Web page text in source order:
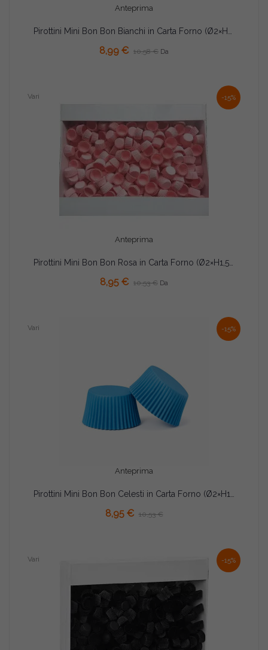
Anteprima
8,99 € 10,58 € Da
-15%
Anteprima
Vari
8,95 € 10,53 € Da
-15%
Anteprima
Vari
8,95 € 10,53 €
-15%
Vari